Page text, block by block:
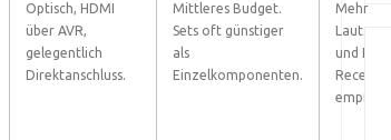
Optisch, HDMI
über AVR,
gelegentlich
Direktanschluss.
Mittleres Budget.
Sets oft günstiger
als
Einzelkomponenten.
Mehr
und
Receiver